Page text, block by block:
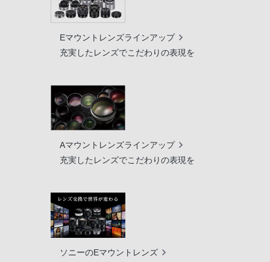
Eマウントレンズラインアップ
充実したレンズでこだわりの表現を
Aマウントレンズラインアップ
充実したレンズでこだわりの表現を
ソニーのEマウントレンズ